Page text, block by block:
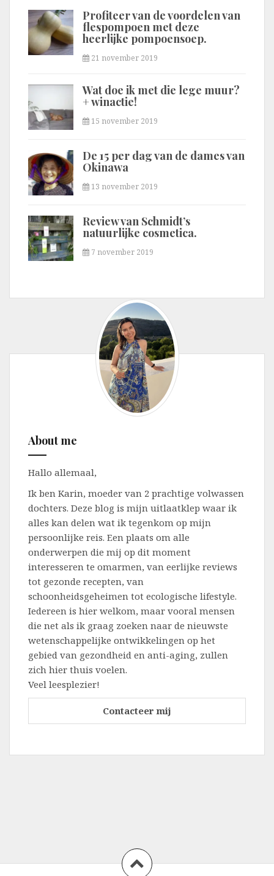
Profiteer van de voordelen van
flespompoen met deze
heerlijke pompoensoep.
21 november 2019
Wat doe ik met die lege muur?
+ winactie!
15 november 2019
De 15 per dag van de dames van
Okinawa
13 november 2019
Review van Schmidt’s
natuurlijke cosmetica.
7 november 2019
About me
Hallo allemaal,
Ik ben Karin, moeder van 2 prachtige volwassen
dochters. Deze blog is mijn uitlaatklep waar ik
alles kan delen wat ik tegenkom op mijn
persoonlijke reis. Een plaats om alle
onderwerpen die mij op dit moment
interesseren te omarmen, van eerlijke reviews
tot gezonde recepten, van
schoonheidsgeheimen tot ecologische lifestyle.
Iedereen is hier welkom, maar vooral mensen
die net als ik graag zoeken naar de nieuwste
wetenschappelijke ontwikkelingen op het
gebied van gezondheid en anti-aging, zullen
zich hier thuis voelen.
Veel leesplezier!
Contacteer mij